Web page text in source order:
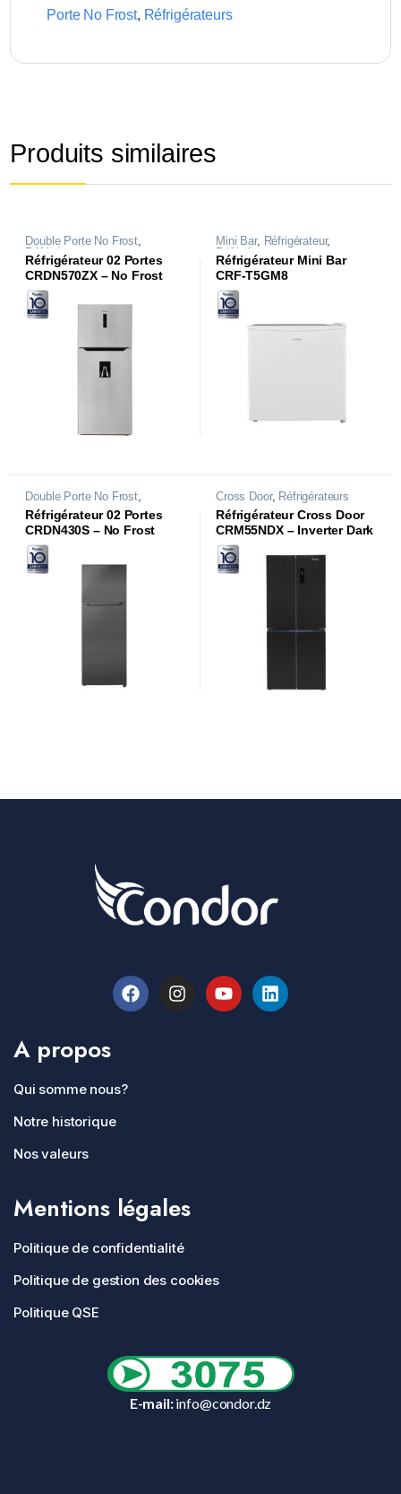
Porte No Frost, Réfrigérateurs
Produits similaires
Double Porte No Frost,
Réfrigérateurs
Réfrigérateur 02 Portes
CRDN570ZX – No Frost
Mini Bar, Réfrigérateur,
Réfrigérateurs
Réfrigérateur Mini Bar
CRF-T5GM8
Double Porte No Frost,
Réfrigérateurs
Réfrigérateur 02 Portes
CRDN430S – No Frost
Cross Door, Réfrigérateurs
Réfrigérateur Cross Door
CRM55NDX – Inverter Dark
Inox
A propos
Qui somme nous?
Notre historique
Nos valeurs
Mentions légales
Politique de confidentialité
Politique de gestion des cookies
Politique QSE
E-mail:info@condor.dz